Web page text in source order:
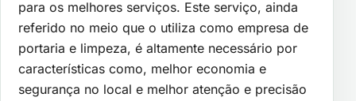
para os melhores serviços. Este serviço, ainda
referido no meio que o utiliza como empresa de
portaria e limpeza, é altamente necessário por
características como, melhor economia e
segurança no local e melhor atenção e precisão